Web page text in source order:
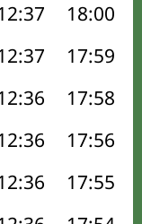
18:00
17:59
17:58
17:56
17:55